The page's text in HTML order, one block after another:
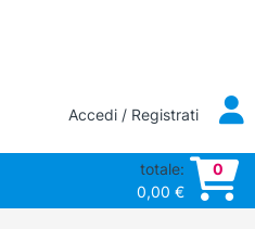
Accedi / Registrati
totale:
0,00 €
0